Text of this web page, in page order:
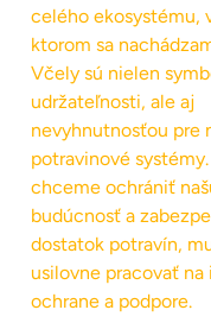
celého ekosystému,
ktorom sa
Včely sú nielen
udržateľnosti, ale aj
nevyhnutnosťou pre
potravinové
chceme ochrániť
budúcnosť a
dostatok potravín,
usilovne pracovať na
ochrane a podpore.